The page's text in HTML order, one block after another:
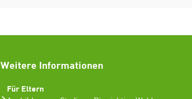
Weitere Informationen
Für Eltern